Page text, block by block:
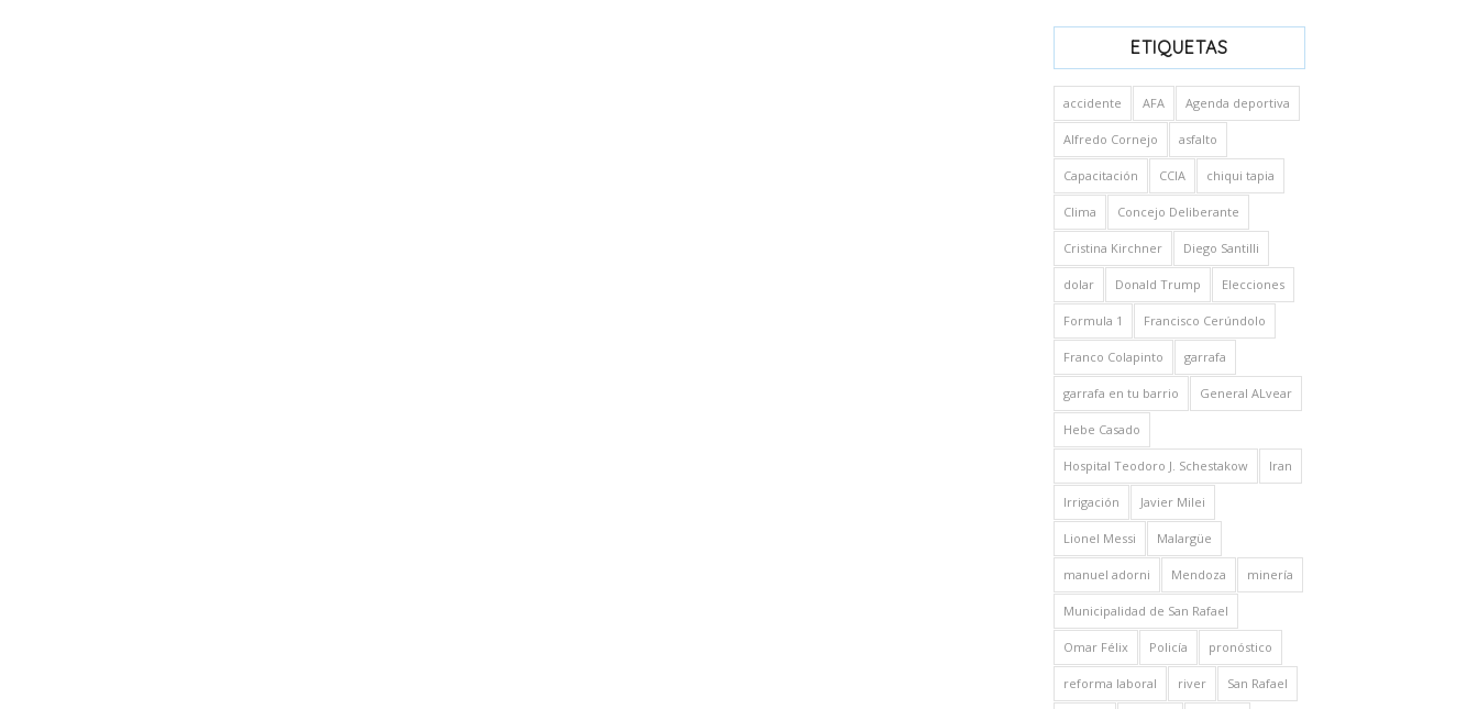
ETIQUETAS
accidente AFA Agenda deportiva
Alfredo Cornejo asfalto
Capacitación CCIA chiqui tapia
Clima Concejo Deliberante
Cristina Kirchner Diego Santilli
dolar Donald Trump Elecciones
Formula 1 Francisco Cerúndolo
Franco Colapinto garrafa
garrafa en tu barrio General ALvear
Hebe Casado
Hospital Teodoro J. Schestakow Iran
Irrigación Javier Milei
Lionel Messi Malargüe
manuel adorni Mendoza minería
Municipalidad de San Rafael
Omar Félix Policía pronóstico
reforma laboral river San Rafael